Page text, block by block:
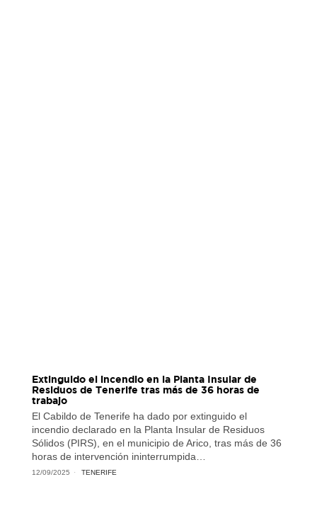
Extinguido el incendio en la Planta Insular de
Residuos de Tenerife tras más de 36 horas de
trabajo
El Cabildo de Tenerife ha dado por extinguido el
incendio declarado en la Planta Insular de Residuos
Sólidos (PIRS), en el municipio de Arico, tras más de 36
horas de intervención ininterrumpida…
12/09/2025 TENERIFE